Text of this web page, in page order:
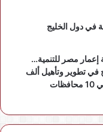
مصر للتنمية…
تطوير وتأهيل ألف